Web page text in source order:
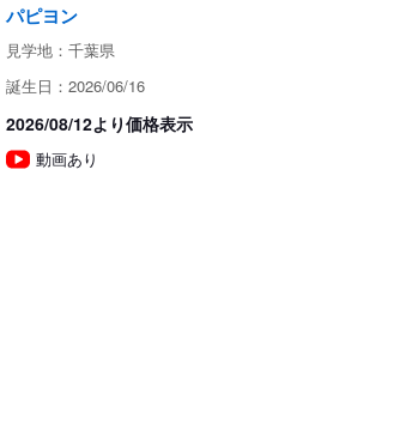
（無料）
した場合、もしくは2週間以内に死亡
いたします。利息はつきません。
よび管理（えさのあげ方が不適切、落
パピヨン
見学地：千葉県
誕生日：2026/06/16
2026/08/12より価格表示
動画あり